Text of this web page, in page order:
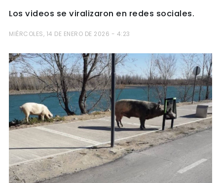
Los videos se viralizaron en redes sociales.
MIÉRCOLES, 14 DE ENERO DE 2026 - 4:23